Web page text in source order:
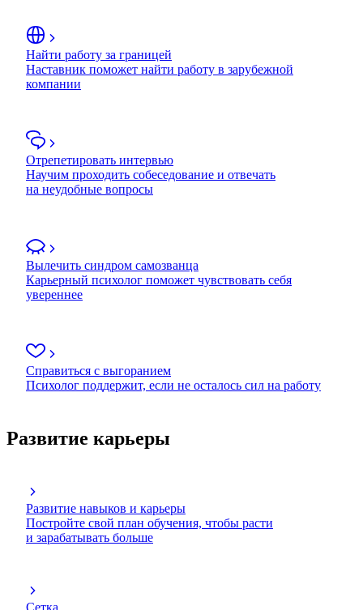
Найти работу за границей
Наставник поможет найти работу в зарубежной
компании
Отрепетировать интервью
Научим проходить собеседование и отвечать
на неудобные вопросы
Вылечить синдром самозванца
Карьерный психолог поможет чувствовать себя
увереннее
Справиться с выгоранием
Психолог поддержит, если не осталось сил на работу
Развитие карьеры
Развитие навыков и карьеры
Постройте свой план обучения, чтобы расти
и зарабатывать больше